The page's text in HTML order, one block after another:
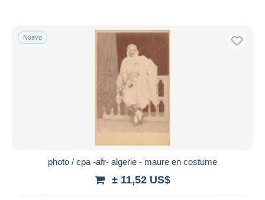
Nuevo
photo / cpa -afr- algerie - maure en costume
± 11,52 US$